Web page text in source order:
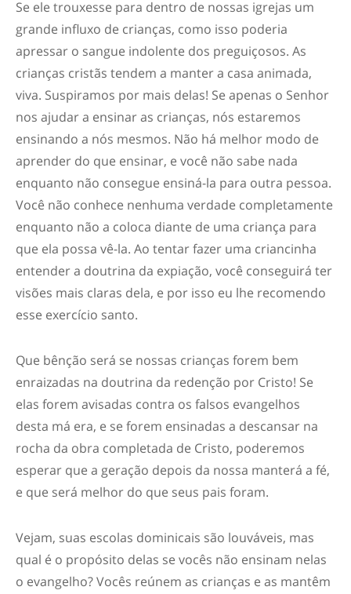
Se ele trouxesse para dentro de nossas igrejas um
grande influxo de crianças, como isso poderia
apressar o sangue indolente dos preguiçosos. As
crianças cristãs tendem a manter a casa animada,
viva. Suspiramos por mais delas! Se apenas o Senhor
nos ajudar a ensinar as crianças, nós estaremos
ensinando a nós mesmos. Não há melhor modo de
aprender do que ensinar, e você não sabe nada
enquanto não consegue ensiná-la para outra pessoa.
Você não conhece nenhuma verdade completamente
enquanto não a coloca diante de uma criança para
que ela possa vê-la. Ao tentar fazer uma criancinha
entender a doutrina da expiação, você conseguirá ter
visões mais claras dela, e por isso eu lhe recomendo
esse exercício santo.
Que bênção será se nossas crianças forem bem
enraizadas na doutrina da redenção por Cristo! Se
elas forem avisadas contra os falsos evangelhos
desta má era, e se forem ensinadas a descansar na
rocha da obra completada de Cristo, poderemos
esperar que a geração depois da nossa manterá a fé,
e que será melhor do que seus pais foram.
Vejam, suas escolas dominicais são louváveis, mas
qual é o propósito delas se vocês não ensinam nelas
o evangelho? Vocês reúnem as crianças e as mantêm